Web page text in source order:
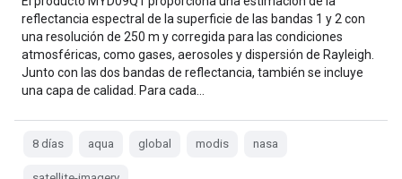
reflectancia espectral de la superficie de las bandas 1 y 2 con
una resolución de 250 m y corregida para las condiciones
atmosféricas, como gases, aerosoles y dispersión de Rayleigh.
Junto con las dos bandas de reflectancia, también se incluye
una capa de calidad. Para cada…
8 días aqua global modis nasa